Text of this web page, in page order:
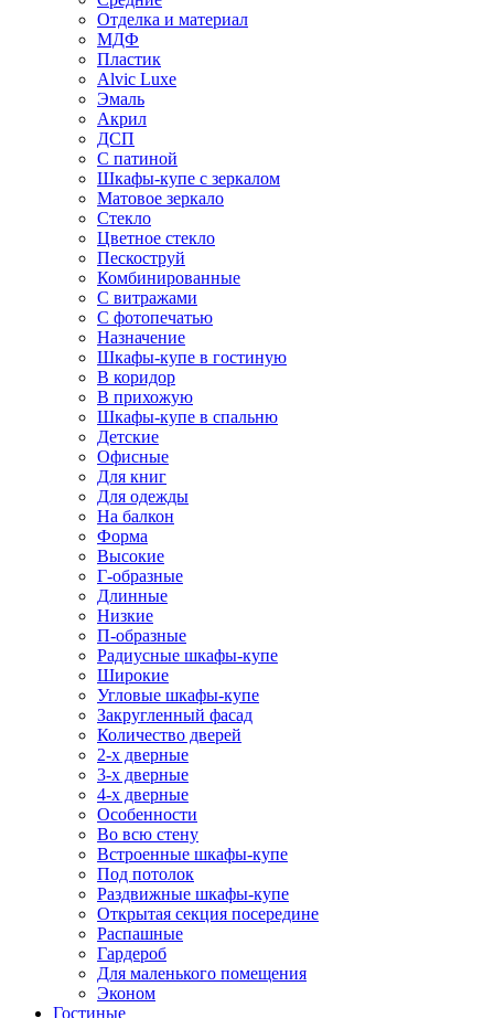
Отделка и материал
МДФ
Пластик
Alvic Luxe
Эмаль
Акрил
ДСП
С патиной
Шкафы-купе с зеркалом
Матовое зеркало
Стекло
Цветное стекло
Пескоструй
Комбинированные
С витражами
С фотопечатью
Назначение
Шкафы-купе в гостиную
В коридор
В прихожую
Шкафы-купе в спальню
Детские
Офисные
Для книг
Для одежды
На балкон
Форма
Высокие
Г-образные
Длинные
Низкие
П-образные
Радиусные шкафы-купе
Широкие
Угловые шкафы-купе
Закругленный фасад
Количество дверей
2-х дверные
3-х дверные
4-х дверные
Особенности
Во всю стену
Встроенные шкафы-купе
Под потолок
Раздвижные шкафы-купе
Открытая секция посередине
Распашные
Гардероб
Для маленького помещения
Эконом
Гостиные